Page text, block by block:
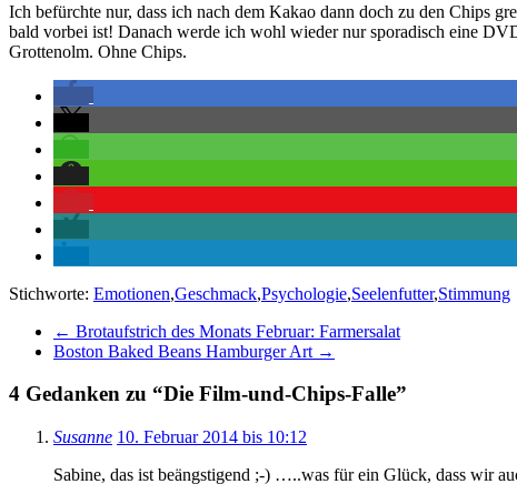
Ich befürchte nur, dass ich nach dem Kakao dann doch zu den Chips
bald vorbei ist! Danach werde ich wohl wieder nur sporadisch eine
Grottenolm. Ohne Chips.
Stichworte: Emotionen,Geschmack,Psychologie,Seelenfutter,Stimmung
← Brotaufstrich des Monats Februar: Farmersalat
Boston Baked Beans Hamburger Art →
4 Gedanken zu “Die Film-und-Chips-Falle”
Susanne 10. Februar 2014 bis 10:12
Sabine, das ist beängstigend ;-) …..was für ein Glück, dass wir